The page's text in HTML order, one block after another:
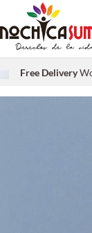
Free Delivery